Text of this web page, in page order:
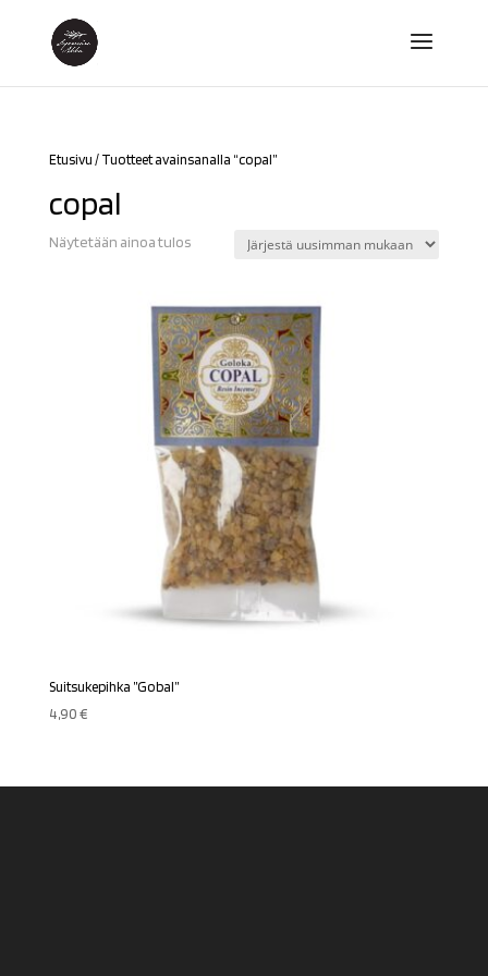
Etusivu / Tuotteet avainsanalla “copal”
copal
Näytetään ainoa tulos
Suitsukepihka ”Gobal”
4,90€